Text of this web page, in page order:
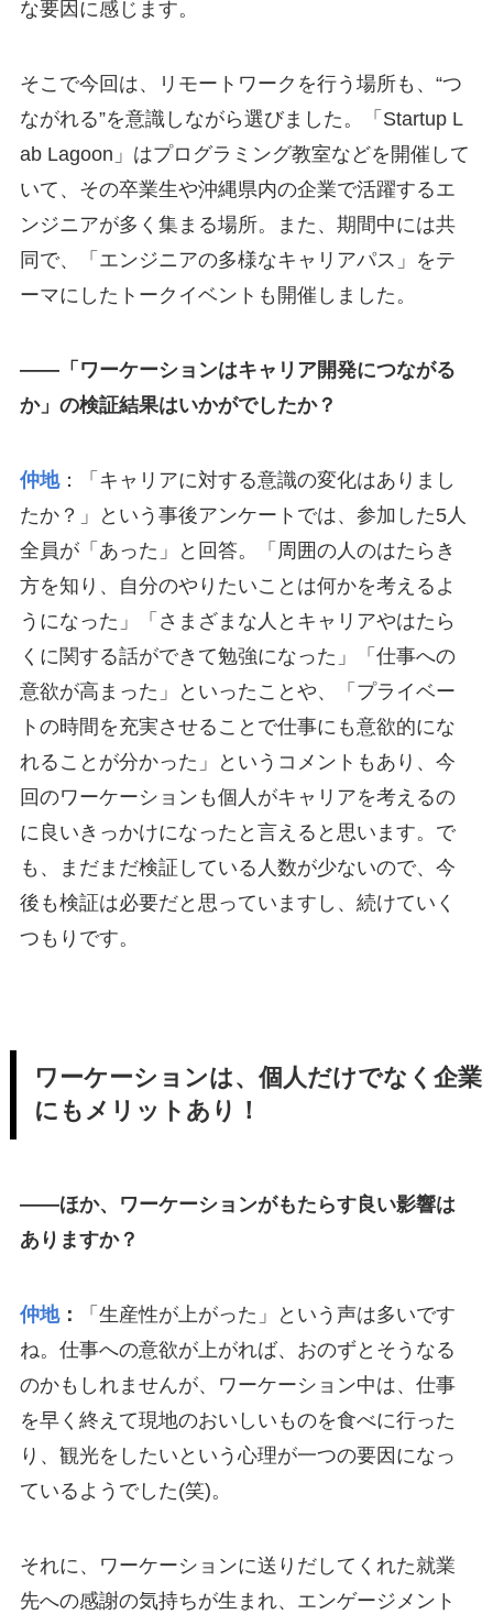
な要因に感じます。
そこで今回は、リモートワークを行う場所も、“つ
ながれる”を意識しながら選びました。「Startup L
ab Lagoon」はプログラミング教室などを開催して
いて、その卒業生や沖縄県内の企業で活躍するエ
ンジニアが多く集まる場所。また、期間中には共
同で、「エンジニアの多様なキャリアパス」をテ
ーマにしたトークイベントも開催しました。
――「ワーケーションはキャリア開発につながる
か」の検証結果はいかがでしたか？
仲地：「キャリアに対する意識の変化はありまし
たか？」という事後アンケートでは、参加した5人
全員が「あった」と回答。「周囲の人のはたらき
方を知り、自分のやりたいことは何かを考えるよ
うになった」「さまざまな人とキャリアやはたら
くに関する話ができて勉強になった」「仕事への
意欲が高まった」といったことや、「プライベー
トの時間を充実させることで仕事にも意欲的にな
れることが分かった」というコメントもあり、今
回のワーケーションも個人がキャリアを考えるの
に良いきっかけになったと言えると思います。で
も、まだまだ検証している人数が少ないので、今
後も検証は必要だと思っていますし、続けていく
つもりです。
ワーケーションは、個人だけでなく企業
にもメリットあり！
――ほか、ワーケーションがもたらす良い影響は
ありますか？
仲地：
「生産性が上がった」という声は多いです
ね。仕事への意欲が上がれば、おのずとそうなる
のかもしれませんが、ワーケーション中は、仕事
を早く終えて現地のおいしいものを食べに行った
り、観光をしたいという心理が一つの要因になっ
ているようでした(笑)。
それに、ワーケーションに送りだしてくれた就業
先への感謝の気持ちが生まれ、エンゲージメント